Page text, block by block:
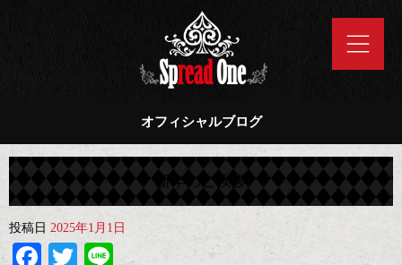
オフィシャルブログ
新年のご挨拶
投稿日 2025年1月1日
Facebook
Twitter
Line